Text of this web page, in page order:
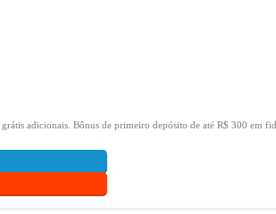
adicionais. Bônus de primeiro depósito de até R$ 300 em